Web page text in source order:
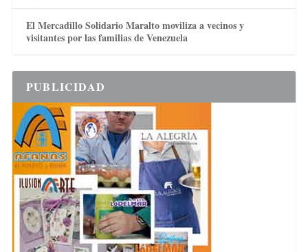
El Mercadillo Solidario Maralto moviliza a vecinos y
visitantes por las familias de Venezuela
PUBLICIDAD